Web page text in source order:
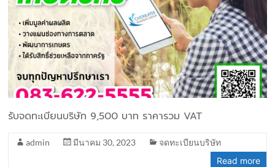
รับจดทะเบียนบริษัท 9,500 บาท ราคารวม VAT
admin มีนาคม 30, 2023
จดทะเบียนบริษัท
Read more